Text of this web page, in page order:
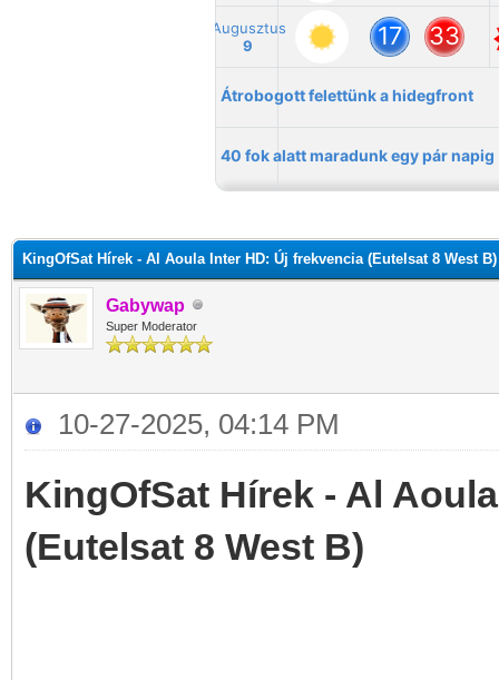
KingOfSat Hírek - Al Aoula Inter HD: Új frekvencia (Eutelsat 8 West B)
Gabywap
Super Moderator
10-27-2025, 04:14 PM
KingOfSat Hírek - Al
(Eutelsat 8 West B)